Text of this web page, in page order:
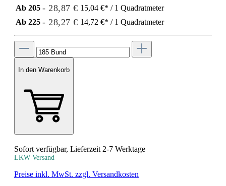
Ab 205 - 28,87 € 15,04 €* / 1 Quadratmeter
Ab 225 - 28,27 € 14,72 €* / 1 Quadratmeter
In den Warenkorb
Sofort verfügbar, Lieferzeit 2-7 Werktage
LKW Versand
Preise inkl. MwSt. zzgl. Versandkosten